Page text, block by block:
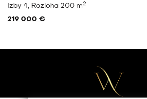
Izby 4 Rozloha 200 m2
219 000 €